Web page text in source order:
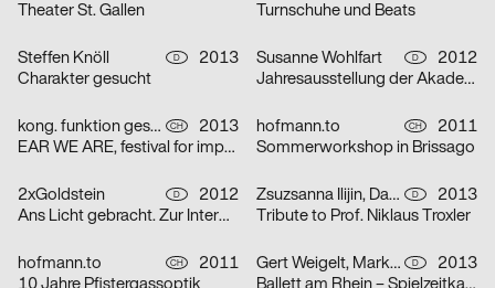
Theater St. Gallen
Turnschuhe und Beats
Steffen Knöll D
2013
Charakter gesucht
Susanne Wohlfart D
2012
Jahresausstellung der Akademie
kong. funktion gestaltung CH
2013
EAR WE ARE, festival for improvised music 2013
hofmann.to CH
2011
Sommerworkshop in Brissago
2xGoldstein D
2012
Ans Licht gebracht. Zur Interpretation neuer Musik heute
Zsuzsanna Ilijin, Daniel Wiesmann D
2013
Tribute to Prof. Niklaus Troxler
hofmann.to CH
2011
Gert Weigelt, Markwald Neusitzer Identity D
2013